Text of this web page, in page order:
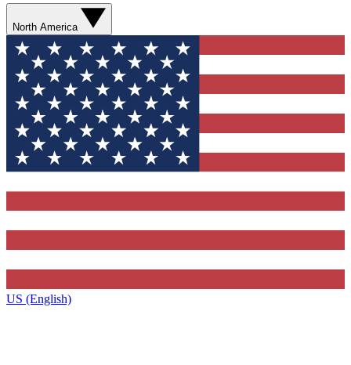
North America
US (English)